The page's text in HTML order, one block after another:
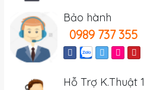
Bảo hành
0989 737 355
Hỗ Trợ K.Thuật 1